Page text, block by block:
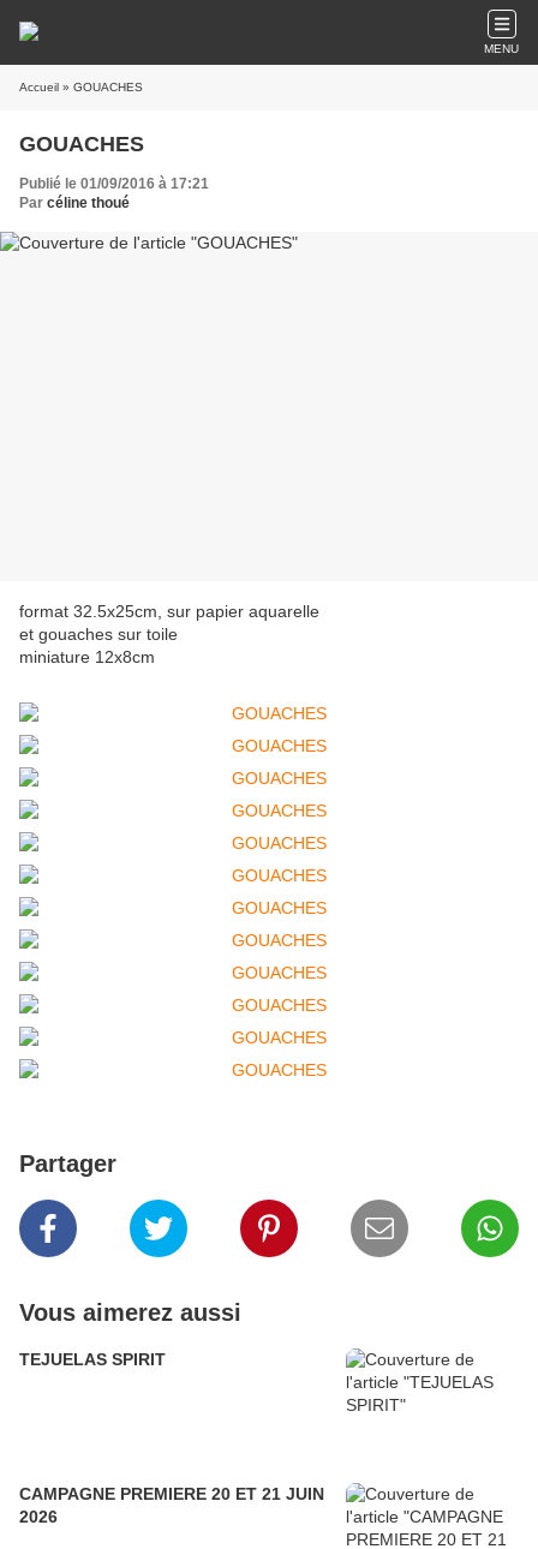
MENU
Accueil » GOUACHES
GOUACHES
Publié le 01/09/2016 à 17:21
Par céline thoué
format 32.5x25cm, sur papier aquarelle
et gouaches sur toile
miniature 12x8cm
Partager
Vous aimerez aussi
TEJUELAS SPIRIT
CAMPAGNE PREMIERE 20 ET 21 JUIN
2026